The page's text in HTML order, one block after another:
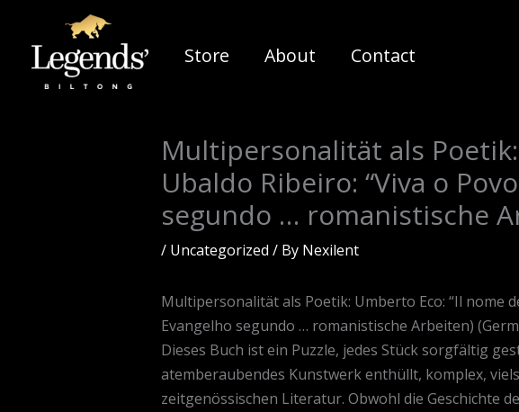
content
Store About Contact
Multipersonalität als
Ubaldo Ribeiro: “Viva o
segundo … romanistische
/ Uncategorized / By Nexilent
Multipersonalität als Poetik: Umberto Eco: “Il nome
Evangelho segundo … romanistische Arbeiten)
Dieses Buch ist ein Puzzle, jedes Stück sorgfältig
atemberaubendes Kunstwerk enthüllt, komplex,
zeitgenössischen Literatur. Obwohl die Geschichte